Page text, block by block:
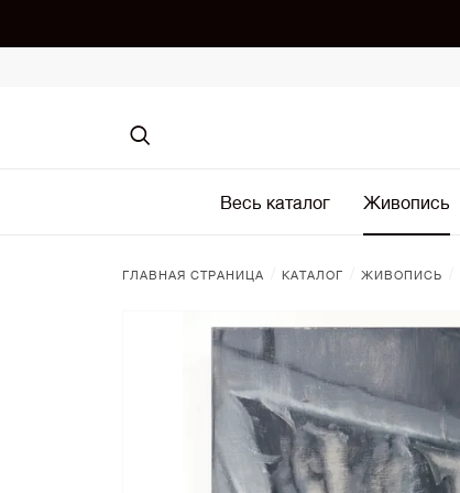
Весь каталог Живопись
ГЛАВНАЯ СТРАНИЦА КАТАЛОГ ЖИВОПИСЬ